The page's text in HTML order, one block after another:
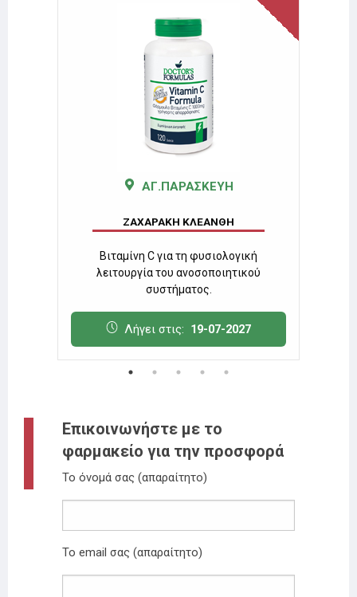
ΑΓ.ΠΑΡΑΣΚΕΥΗ
ΖΑΧΑΡΑΚΗ ΚΛΕΑΝΘΗ
Βιταμίνη C για τη φυσιολογική
λειτουργία του ανοσοποιητικού
συστήματος.
Λήγει στις: 19-07-2027
Επικοινωνήστε με το
φαρμακείο για την προσφορά
Το όνομά σας (απαραίτητο)
Το email σας (απαραίτητο)